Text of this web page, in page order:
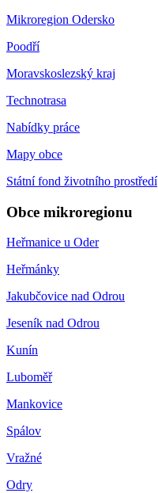
Mikroregion Odersko
Poodří
Moravskoslezský kraj
Technotrasa
Nabídky práce
Mapy obce
Státní fond životního prostředí
Obce mikroregionu
Heřmanice u Oder
Heřmánky
Jakubčovice nad Odrou
Jeseník nad Odrou
Kunín
Luboměř
Mankovice
Spálov
Vražné
Odry